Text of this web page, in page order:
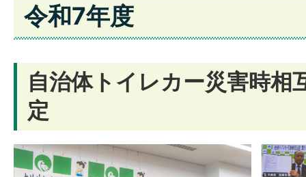
令和7年度
自治体トイレカー災害時相
定